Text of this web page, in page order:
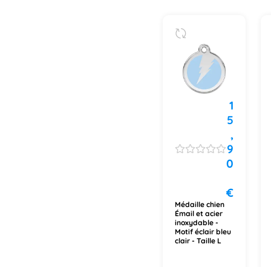
1
5
,
9
0
€
Médaille chien
Émail et acier
inoxydable -
Motif éclair bleu
clair - Taille L